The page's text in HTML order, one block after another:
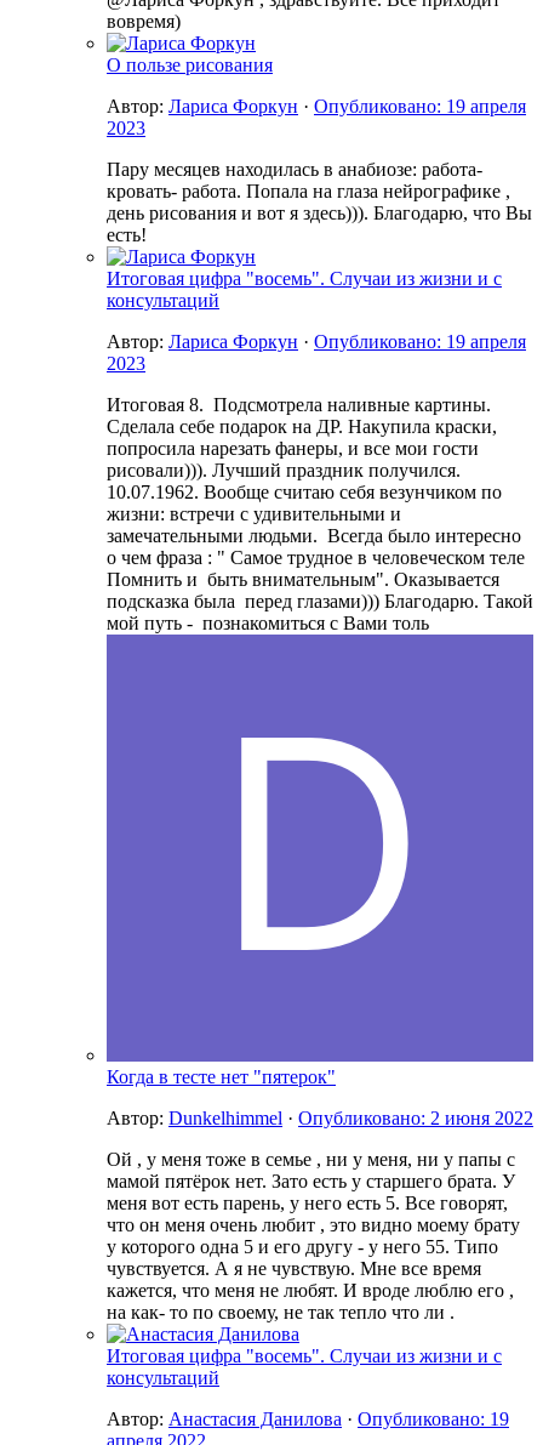
вовремя)
О пользе рисования
Автор: Лариса Форкун · Опубликовано: 19 апреля
2023
Пару месяцев находилась в анабиозе: работа-
кровать- работа. Попала на глаза нейрографике ,
день рисования и вот я здесь))). Благодарю, что Вы
есть!
Итоговая цифра "восемь". Случаи из жизни и с
консультаций
Автор: Лариса Форкун · Опубликовано: 19 апреля
2023
Итоговая 8. Подсмотрела наливные картины.
Сделала себе подарок на ДР. Накупила краски,
попросила нарезать фанеры, и все мои гости
рисовали))). Лучший праздник получился.
10.07.1962. Вообще считаю себя везунчиком по
жизни: встречи с удивительными и
замечательными людьми. Всегда было интересно
о чем фраза : " Самое трудное в человеческом теле
Помнить и быть внимательным". Оказывается
подсказка была перед глазами))) Благодарю. Такой
мой путь - познакомиться с Вами толь
Когда в тесте нет "пятерок"
Автор: Dunkelhimmel · Опубликовано: 2 июня 2022
Ой , у меня тоже в семье , ни у меня, ни у папы с
мамой пятёрок нет. Зато есть у старшего брата. У
меня вот есть парень, у него есть 5. Все говорят,
что он меня очень любит , это видно моему брату
у которого одна 5 и его другу - у него 55. Типо
чувствуется. А я не чувствую. Мне все время
кажется, что меня не любят. И вроде люблю его ,
на как- то по своему, не так тепло что ли .
Итоговая цифра "восемь". Случаи из жизни и с
консультаций
Автор: Анастасия Данилова · Опубликовано: 19
апреля 2022